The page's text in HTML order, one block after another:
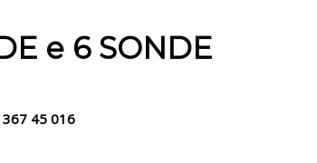
e 6 SONDE
45 016